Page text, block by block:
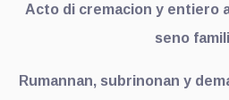
Acto di cremacion y entiero
seno
Rumannan, subrinonan y